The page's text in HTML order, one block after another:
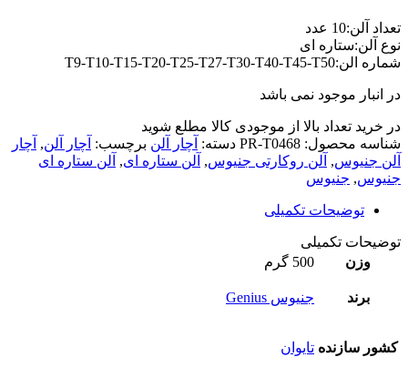
تعداد آلن:10 عدد
نوع آلن:ستاره ای
شماره الن:T9-T10-T15-T20-T25-T27-T30-T40-T45-T50
در انبار موجود نمی باشد
در خرید تعداد بالا از موجودی کالا مطلع شوید
شناسه محصول: PR-T0468 دسته: آچار آلن برچسب: آچار آلن, آچار
آلن جنیوس, آلن روکارتی جنیوس, آلن ستاره ای, آلن ستاره ای
جنیوس, جنیوس
توضیحات تکمیلی
توضیحات تکمیلی
وزن
500 گرم
برند جنیوس Genius
کشور سازنده تایوان